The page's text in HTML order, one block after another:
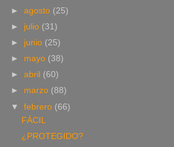
►agosto (25)
► julio (31)
► junio (25)
► mayo (38)
►abril (60)
► marzo (88)
▼febrero (66)
FÁCIL
¿PROTEGIDO?